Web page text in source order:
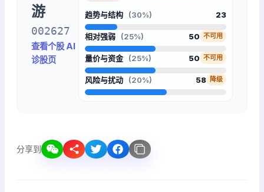
游
002627
查看个股 AI
诊股页
趋势与结构 (30%) 23
相对强弱 (25%) 50 不可用
量价与资金 (25%) 50 不可用
风险与扰动 (20%) 58 降级
分享到